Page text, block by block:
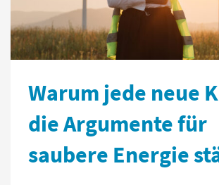
Warum jede neue
die Argumente für
saubere Energie